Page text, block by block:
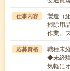
仕事内容
製造（
掃除用
作業。
応募資格
職種未
◆未経
気軽に